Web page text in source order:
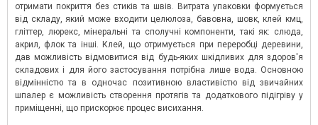
отримати покриття без стиків та швів. Витрата упаковки формується
від складу, який може входити целюлоза, бавовна, шовк, клей кмц,
гліттер, люрекс, мінеральні та сполучні компоненти, такі як: слюда,
акрил, флок та інші. Клей, що отримується при переробці деревини,
дав можливість відмовитися від будь-яких шкідливих для здоров'я
складових і для його застосування потрібна лише вода. Основною
відмінністю та в одночас позитивною властивістю від звичайних
шпалер є можливість створення протягів та додаткового підігріву у
приміщенні, що прискорює процес висихання.